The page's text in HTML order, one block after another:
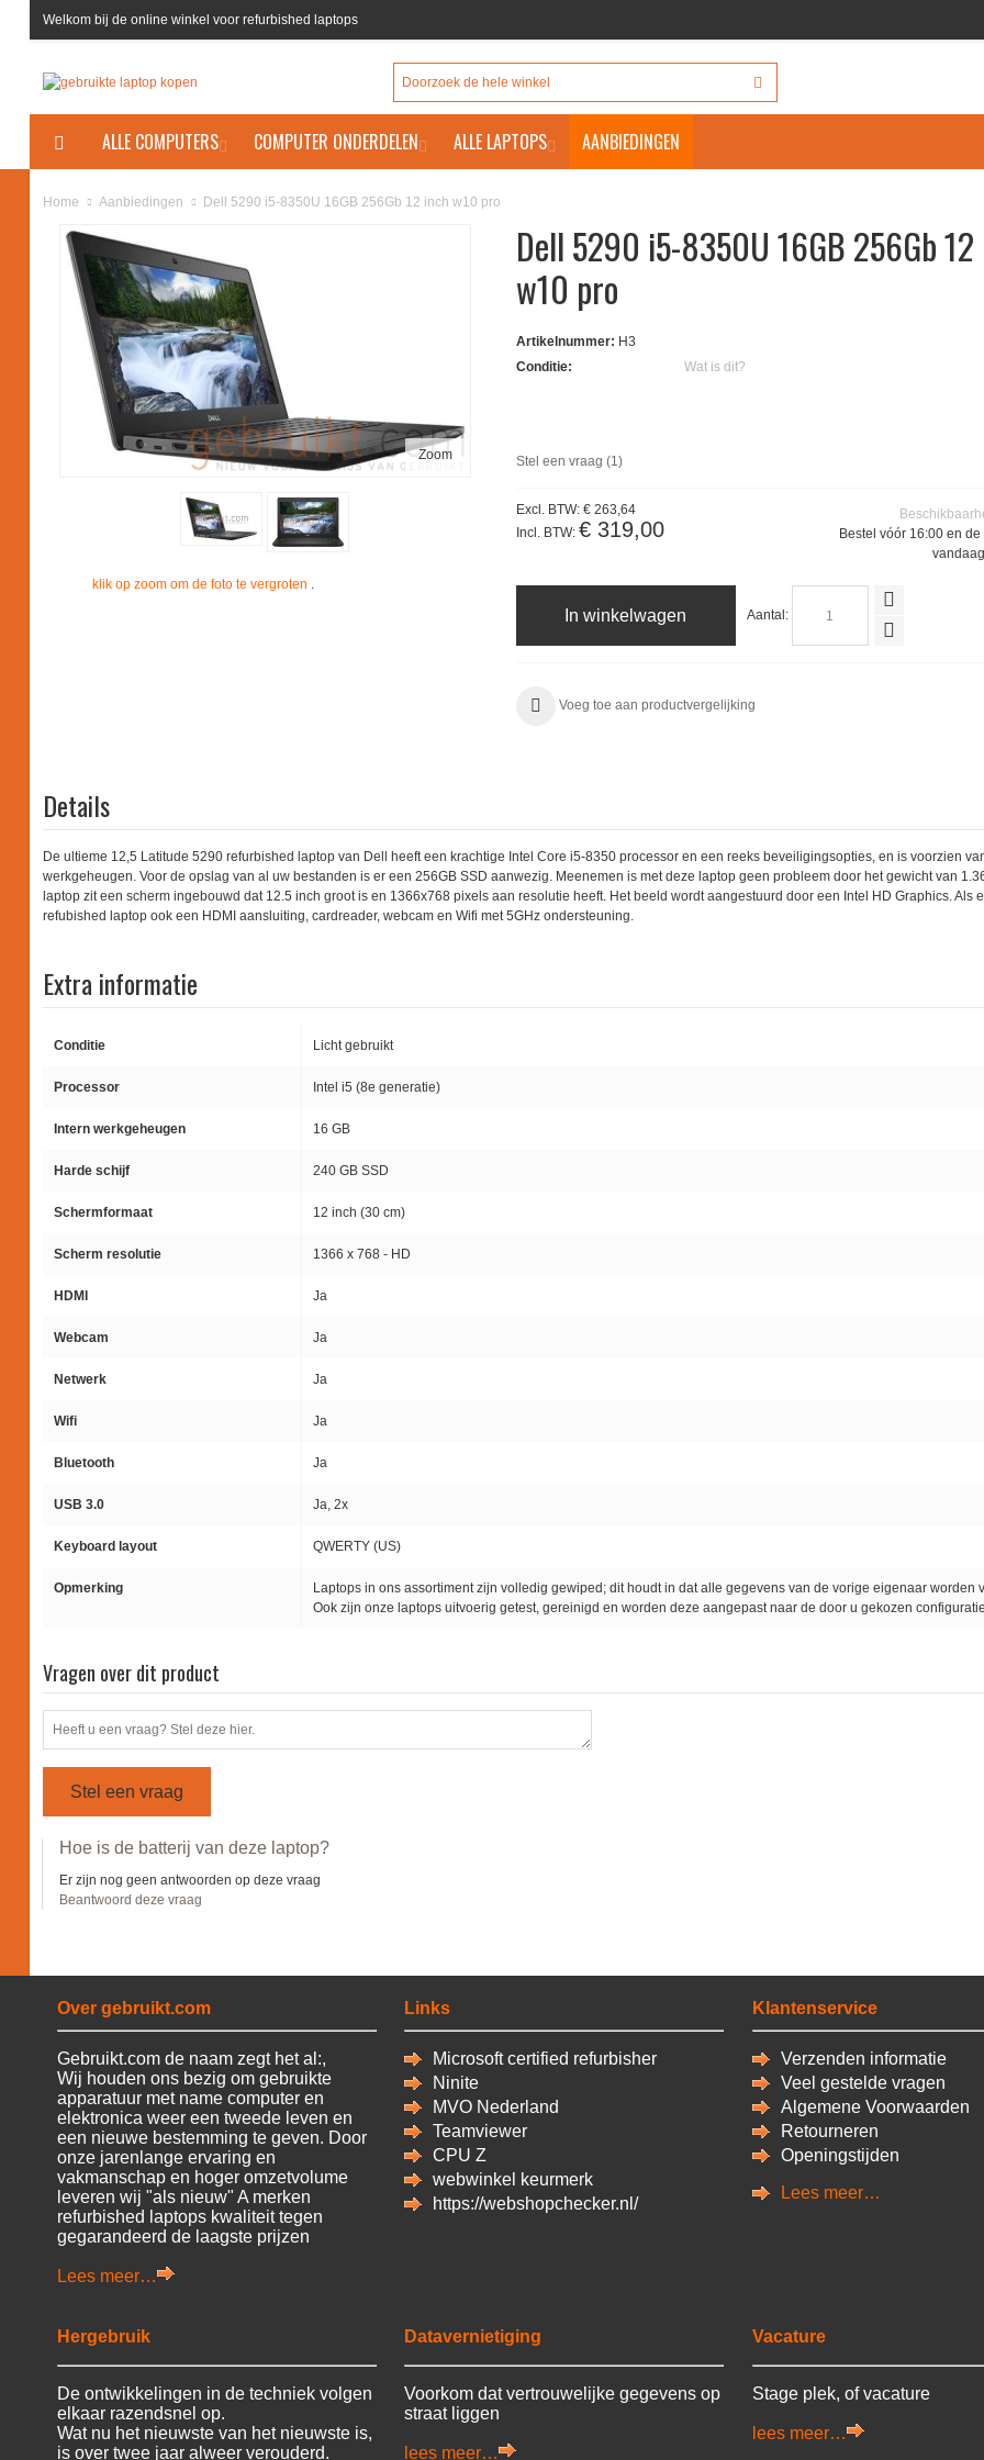
Welkom bij de online winkel voor refurbished laptops
ALLE COMPUTERS COMPUTER ONDERDELEN ALLE LAPTOPS AANBIEDINGEN
Home Aanbiedingen Dell 5290 i5-8350U 16GB 256Gb 12 inch w10 pro
Zoom
klik op zoom om de foto te vergroten .
Dell 5290 i5-8350U 16GB 256Gb
w10 pro
Artikelnummer: H3
Conditie:
Wat is dit?
Stel een vraag (1)
Bestel vóór 16:00 en
Excl. BTW: € 263,64
Incl. BTW: € 319,00
Aantal:
In winkelwagen
Voeg toe aan productvergelijking
Details
De ultieme 12,5 Latitude 5290 refurbished laptop van Dell heeft een krachtige Intel Core i5-8350 processor en een reeks beveiligingsopties, en is voorzien
werkgeheugen. Voor de opslag van al uw bestanden is er een 256GB SSD aanwezig. Meenemen is met deze laptop geen probleem door het gewicht van
laptop zit een scherm ingebouwd dat 12.5 inch groot is en 1366x768 pixels aan resolutie heeft. Het beeld wordt aangestuurd door een Intel HD Graphics. Als
refubished laptop ook een HDMI aansluiting, cardreader, webcam en Wifi met 5GHz ondersteuning.
Extra informatie
Conditie Licht gebruikt
Processor Intel i5 (8e generatie)
Intern werkgeheugen 16 GB
Harde schijf 240 GB SSD
Schermformaat 12 inch (30 cm)
Scherm resolutie 1366 x 768 - HD
HDMI Ja
Webcam Ja
Netwerk Ja
Wifi Ja
Bluetooth Ja
USB 3.0 Ja, 2x
Keyboard layout QWERTY (US)
Opmerking
Laptops in ons assortiment zijn volledig gewiped; dit houdt in dat alle gegevens van de vorige eigenaar worden
Ook zijn onze laptops uitvoerig getest, gereinigd en worden deze aangepast naar de door u gekozen
Vragen over dit product
Stel een vraag
Hoe is de batterij van deze laptop?
Er zijn nog geen antwoorden op deze vraag
Beantwoord deze vraag
Over gebruikt.com
Gebruikt.com de naam zegt het al:,
Wij houden ons bezig om gebruikte
apparatuur met name computer en
elektronica weer een tweede leven en
een nieuwe bestemming te geven. Door
onze jarenlange ervaring en
vakmanschap en hoger omzetvolume
leveren wij "als nieuw" A merken
refurbished laptops kwaliteit tegen
gegarandeerd de laagste prijzen
Lees meer…
Links
Microsoft certified refurbisher
Ninite
MVO Nederland
Teamviewer
CPUZ
webwinkel keurmerk
https://webshopchecker.nl/
Klantenservice
Verzenden informatie
Veel gestelde vragen
Algemene Voorwaarden
Retourneren
Openingstijden
Lees meer…
Hergebruik
De ontwikkelingen in de techniek volgen
elkaar razendsnel op.
Wat nu het nieuwste van het nieuwste is,
is over twee jaar alweer verouderd.
Datavernietiging
Voorkom dat vertrouwelijke gegevens op
straat liggen
lees meer…
Vacature
Stage plek, of vacature
lees meer…